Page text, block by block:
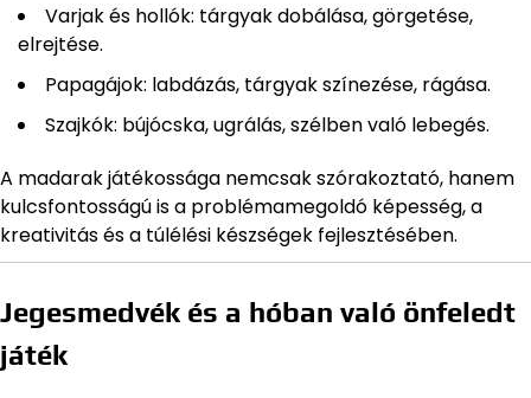
Varjak és hollók: tárgyak dobálása, görgetése,
elrejtése.
Papagájok: labdázás, tárgyak színezése, rágása.
Szajkók: bújócska, ugrálás, szélben való lebegés.
A madarak játékossága nemcsak szórakoztató, hanem
kulcsfontosságú is a problémamegoldó képesség, a
kreativitás és a túlélési készségek fejlesztésében.
Jegesmedvék és a hóban való önfeledt
játék